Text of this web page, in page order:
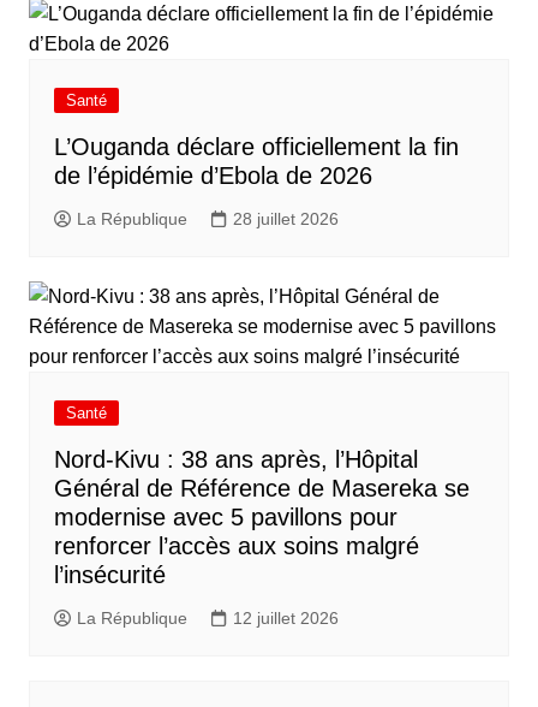
Santé
L’Ouganda déclare officiellement la fin
de l’épidémie d’Ebola de 2026
La République 28 juillet 2026
Santé
Nord-Kivu : 38 ans après, l’Hôpital
Général de Référence de Masereka se
modernise avec 5 pavillons pour
renforcer l’accès aux soins malgré
l’insécurité
La République 12 juillet 2026